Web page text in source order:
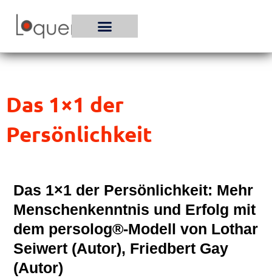
Inhalt
Das 1×1 der
Persönlichkeit
Das 1×1 der Persönlichkeit: Mehr
Menschenkenntnis und Erfolg mit
dem persolog®-Modell von Lothar
Seiwert (Autor), Friedbert Gay
(Autor)